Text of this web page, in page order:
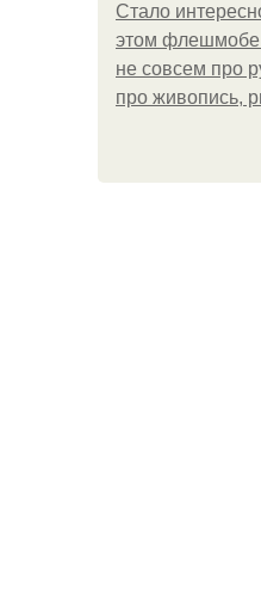
Стало
этом флешмобе
не совсем про
про живопись,